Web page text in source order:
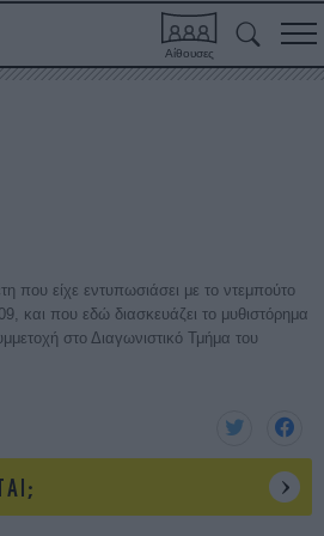
Αίθουσες
που είχε εντυπωσιάσει με το ντεμπούτο
και που εδώ διασκευάζει το μυθιστόρημα
στο Διαγωνιστικό Τμήμα του